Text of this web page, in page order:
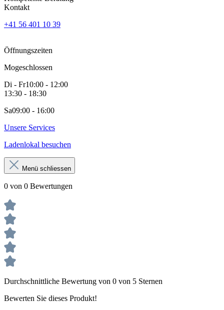
Kontakt
+41 56 401 10 39
Öffnungszeiten
Mogeschlossen
Di - Fr10:00 - 12:00
13:30 - 18:30
Sa09:00 - 16:00
Unsere Services
Ladenlokal besuchen
Menü schliessen
0 von 0 Bewertungen
Durchschnittliche Bewertung von 0 von 5 Sternen
Bewerten Sie dieses Produkt!